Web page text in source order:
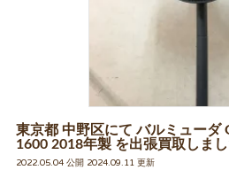
東京都 中野区にて バルミューダ
1600 2018年製 を出張買取しま
2022.05.04 公開 2024.09.11 更新